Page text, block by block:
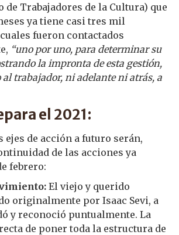
de Trabajadores de la Cultura) que
ya tiene casi tres mil
fueron contactados
“uno por uno, para determinar su
la impronta de esta gestión,
al trabajador, ni adelante ni atrás, a
el 2021:
de acción a futuro serán,
de las acciones ya
febrero:
El viejo y querido
originalmente por Isaac Sevi, a
y reconoció puntualmente. La
de poner toda la estructura de